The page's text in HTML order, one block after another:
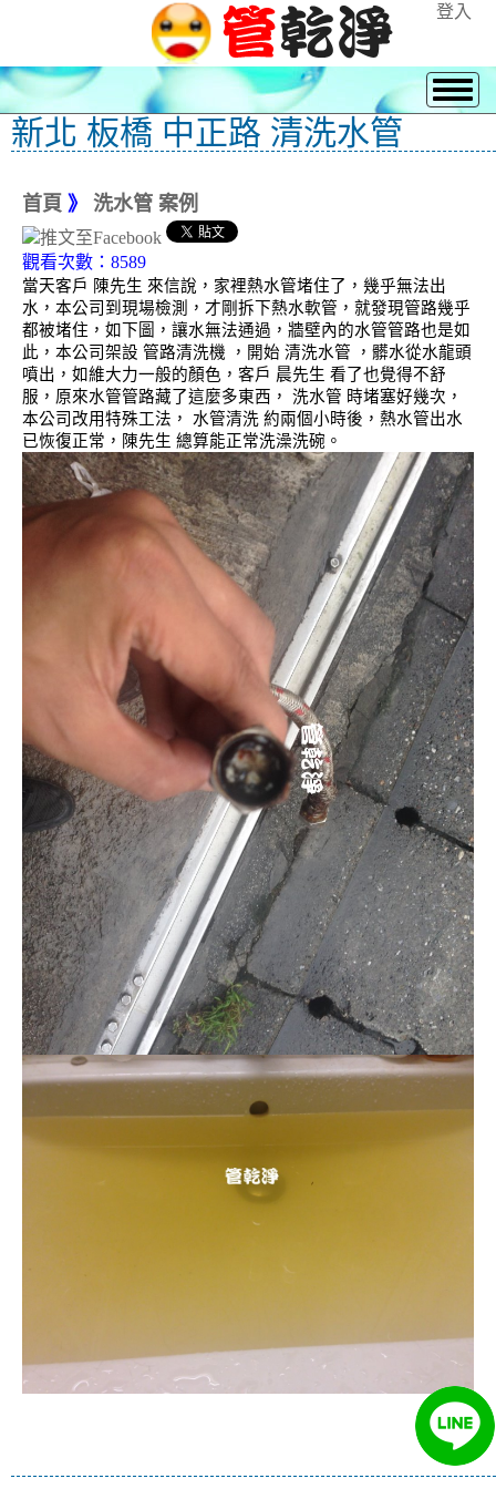
登入
新北 板橋 中正路 清洗水管
首頁 》 洗水管 案例
觀看次數：8589
當天客戶 陳先生 來信說，家裡熱水管堵住了，幾乎無法出
水，本公司到現場檢測，才剛拆下熱水軟管，就發現管路幾乎
都被堵住，如下圖，讓水無法通過，牆壁內的水管管路也是如
此，本公司架設 管路清洗機 ，開始 清洗水管 ，髒水從水龍頭
噴出，如維大力一般的顏色，客戶 晨先生 看了也覺得不舒
服，原來水管管路藏了這麼多東西， 洗水管 時堵塞好幾次，
本公司改用特殊工法， 水管清洗 約兩個小時後，熱水管出水
已恢復正常，陳先生 總算能正常洗澡洗碗。
清洗水管, 水管清洗, 洗水管, 熱水管